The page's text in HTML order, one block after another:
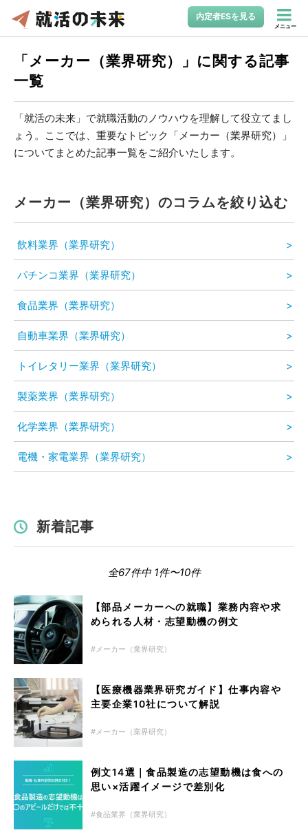
内定者ESを見る
メニュー
「メーカー（業界研究）」に関する記事
一覧
「就活の未来」で就職活動のノウハウを理解して役立てまし
ょう。ここでは、重要なトピック「メーカー（業界研究）」
についてまとめた記事一覧をご紹介いたします。
メーカー（業界研究）のコラムを絞り込む
飲料業界（業界研究）
パチンコ業界（業界研究）
食品業界（業界研究）
自動車業界（業界研究）
トイレタリー業界（業界研究）
製薬業界（業界研究）
化学業界（業界研究）
電機・家電業界（業界研究）
新着記事
全67件中 1件〜10件
【部品メーカーへの就職】業務内容や求
められる人材・志望動機の例文
メーカー（業界研究）
【医療機器業界研究ガイド】仕事内容や
主要企業10社について解説
メーカー（業界研究）
例文14選｜食品製造の志望動機は食への
思い×活躍イメージで差別化
食品業界（業界研究）